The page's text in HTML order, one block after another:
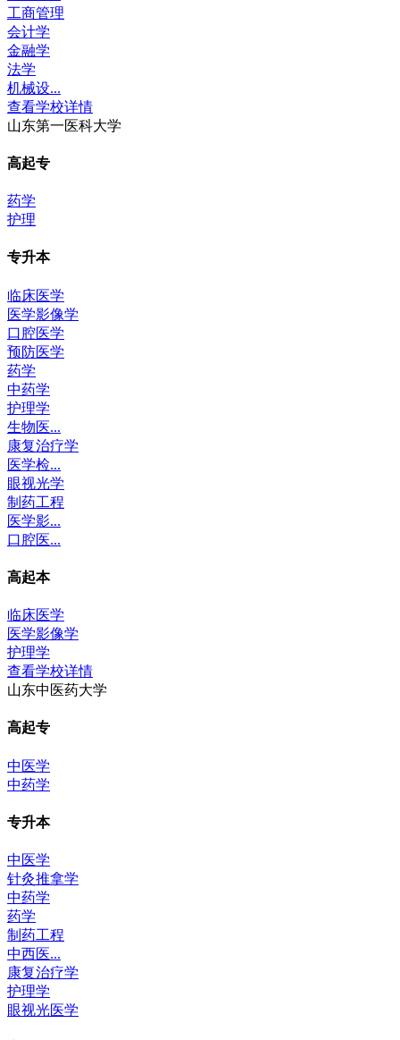
工商管理
会计学
金融学
法学
机械设...
查看学校详情
山东第一医科大学
高起专
药学
护理
专升本
临床医学
医学影像学
口腔医学
预防医学
药学
中药学
护理学
生物医...
康复治疗学
医学检...
眼视光学
制药工程
医学影...
口腔医...
高起本
临床医学
医学影像学
护理学
查看学校详情
山东中医药大学
高起专
中医学
中药学
专升本
中医学
针灸推拿学
中药学
药学
制药工程
中西医...
康复治疗学
护理学
眼视光医学